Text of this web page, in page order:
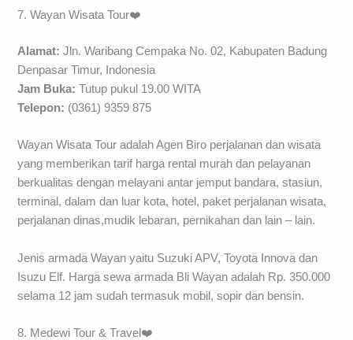
7. Wayan Wisata Tour❤️
Alamat: Jln. Waribang Cempaka No. 02, Kabupaten Badung
Denpasar Timur, Indonesia
Jam Buka: Tutup pukul 19.00 WITA
Telepon: (0361) 9359 875
Wayan Wisata Tour adalah Agen Biro perjalanan dan wisata
yang memberikan tarif harga rental murah dan pelayanan
berkualitas dengan melayani antar jemput bandara, stasiun,
terminal, dalam dan luar kota, hotel, paket perjalanan wisata,
perjalanan dinas,mudik lebaran, pernikahan dan lain – lain.
Jenis armada Wayan yaitu Suzuki APV, Toyota Innova dan
Isuzu Elf. Harga sewa armada Bli Wayan adalah Rp. 350.000
selama 12 jam sudah termasuk mobil, sopir dan bensin.
8. Medewi Tour & Travel❤️